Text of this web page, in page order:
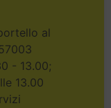
al
- 13.00;
13.00